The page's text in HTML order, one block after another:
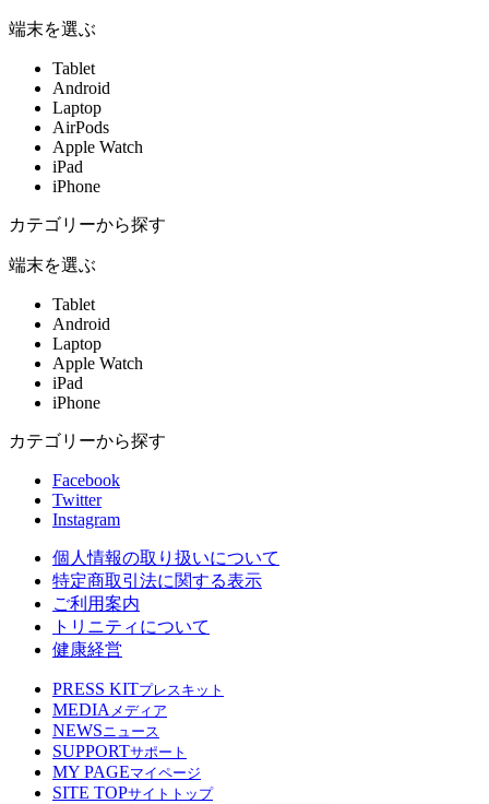
端末を選ぶ
Tablet
Android
Laptop
AirPods
Apple Watch
iPad
iPhone
カテゴリーから探す
端末を選ぶ
Tablet
Android
Laptop
Apple Watch
iPad
iPhone
カテゴリーから探す
Facebook
Twitter
Instagram
個人情報の取り扱いについて
特定商取引法に関する表示
ご利用案内
トリニティについて
健康経営
PRESS KITプレスキット
MEDIA メディア
NEWSニュース
SUPPORTサポート
MY PAGEマイページ
SITE TOPサイトトップ